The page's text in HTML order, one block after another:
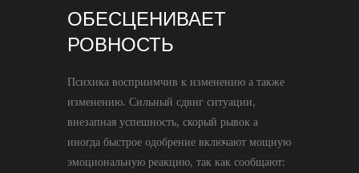
ОБЕСЦЕНИВАЕТ
РОВНОСТЬ
Психика восприимчив к изменению а также
изменению. Сильный сдвиг ситуации,
внезапная успешность, скорый рывок а
иногда быстрое одобрение включают мощную
эмоциональную реакцию, так как сообщают: